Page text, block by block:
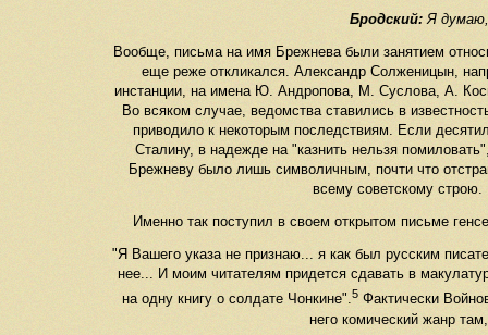
Бродский: Я
Вообще, письма на имя Брежнева были занятием
еще реже откликался. Александр Солженицын,
инстанции, на имена Ю. Андропова, М. Суслова, А.
Во всяком случае, ведомства ставились в
приводило к некоторым последствиям. Если
Сталину, в надежде на "казнить нельзя
Брежневу было лишь символичным, почти что
всему советскому строю.
Именно так поступил в своем открытом письме
"Я Вашего указа не признаю... я как был русским
нее... И моим читателям придется сдавать в
на одну книгу о солдате Чонкине".5Фактически
него комический жанр